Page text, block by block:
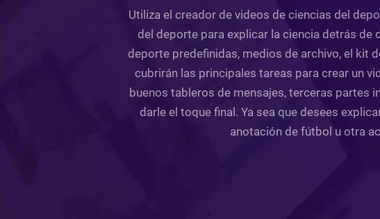
Utiliza el creador de videos de ciencias del
del deporte para explicar la ciencia detrás de
deporte predefinidas, medios de archivo, el kit
cubrirán las principales tareas para crear un
buenos tableros de mensajes, terceras partes
darle el toque final. Ya sea que desees
anotación de fútbol u otra